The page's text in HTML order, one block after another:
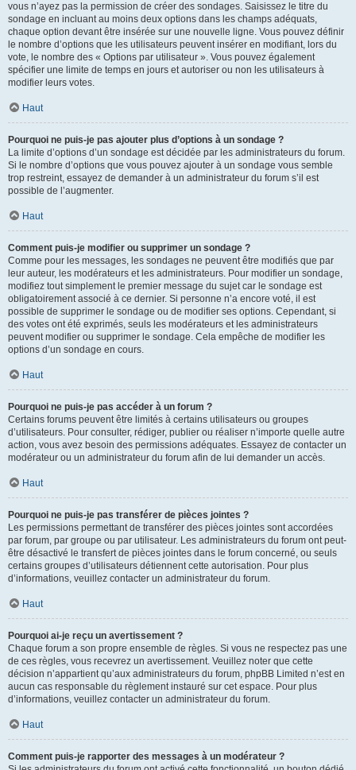
vous n’ayez pas la permission de créer des sondages. Saisissez le titre du
sondage en incluant au moins deux options dans les champs adéquats,
chaque option devant être insérée sur une nouvelle ligne. Vous pouvez définir
le nombre d’options que les utilisateurs peuvent insérer en modifiant, lors du
vote, le nombre des « Options par utilisateur ». Vous pouvez également
spécifier une limite de temps en jours et autoriser ou non les utilisateurs à
modifier leurs votes.
Haut
Pourquoi ne puis-je pas ajouter plus d’options à un sondage ?
La limite d’options d’un sondage est décidée par les administrateurs du forum.
Si le nombre d’options que vous pouvez ajouter à un sondage vous semble
trop restreint, essayez de demander à un administrateur du forum s’il est
possible de l’augmenter.
Haut
Comment puis-je modifier ou supprimer un sondage ?
Comme pour les messages, les sondages ne peuvent être modifiés que par
leur auteur, les modérateurs et les administrateurs. Pour modifier un sondage,
modifiez tout simplement le premier message du sujet car le sondage est
obligatoirement associé à ce dernier. Si personne n’a encore voté, il est
possible de supprimer le sondage ou de modifier ses options. Cependant, si
des votes ont été exprimés, seuls les modérateurs et les administrateurs
peuvent modifier ou supprimer le sondage. Cela empêche de modifier les
options d’un sondage en cours.
Haut
Pourquoi ne puis-je pas accéder à un forum ?
Certains forums peuvent être limités à certains utilisateurs ou groupes
d’utilisateurs. Pour consulter, rédiger, publier ou réaliser n’importe quelle autre
action, vous avez besoin des permissions adéquates. Essayez de contacter un
modérateur ou un administrateur du forum afin de lui demander un accès.
Haut
Pourquoi ne puis-je pas transférer de pièces jointes ?
Les permissions permettant de transférer des pièces jointes sont accordées
par forum, par groupe ou par utilisateur. Les administrateurs du forum ont peut-
être désactivé le transfert de pièces jointes dans le forum concerné, ou seuls
certains groupes d’utilisateurs détiennent cette autorisation. Pour plus
d’informations, veuillez contacter un administrateur du forum.
Haut
Pourquoi ai-je reçu un avertissement ?
Chaque forum a son propre ensemble de règles. Si vous ne respectez pas une
de ces règles, vous recevrez un avertissement. Veuillez noter que cette
décision n’appartient qu’aux administrateurs du forum, phpBB Limited n’est en
aucun cas responsable du règlement instauré sur cet espace. Pour plus
d’informations, veuillez contacter un administrateur du forum.
Haut
Comment puis-je rapporter des messages à un modérateur ?